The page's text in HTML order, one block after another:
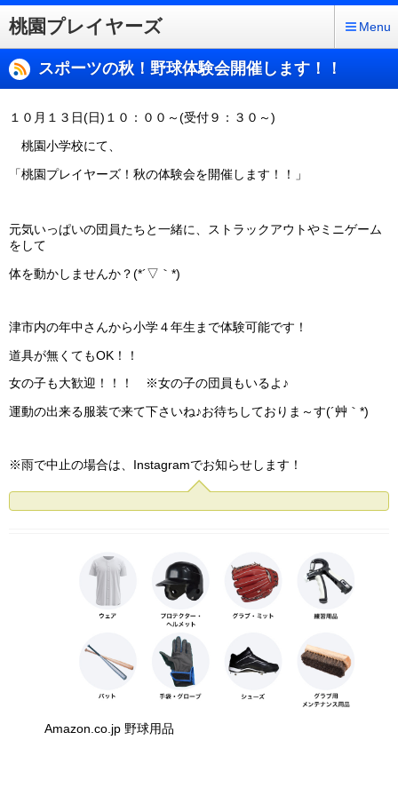
桃園プレイヤーズ Menu
スポーツの秋！野球体験会開催します！！
１０月１３日(日)１０：００～(受付９：３０～)
桃園小学校にて、
「桃園プレイヤーズ！秋の体験会を開催します！！」
元気いっぱいの団員たちと一緒に、ストラックアウトやミニゲーム
をして
体を動かしませんか？(*´▽｀*)
津市内の年中さんから小学４年生まで体験可能です！
道具が無くてもOK！！
女の子も大歓迎！！！ ※女の子の団員もいるよ♪
運動の出来る服装で来て下さいね♪お待ちしておりま～す(´艸｀*)
※雨で中止の場合は、Instagramでお知らせします！
Amazon.co.jp 野球用品